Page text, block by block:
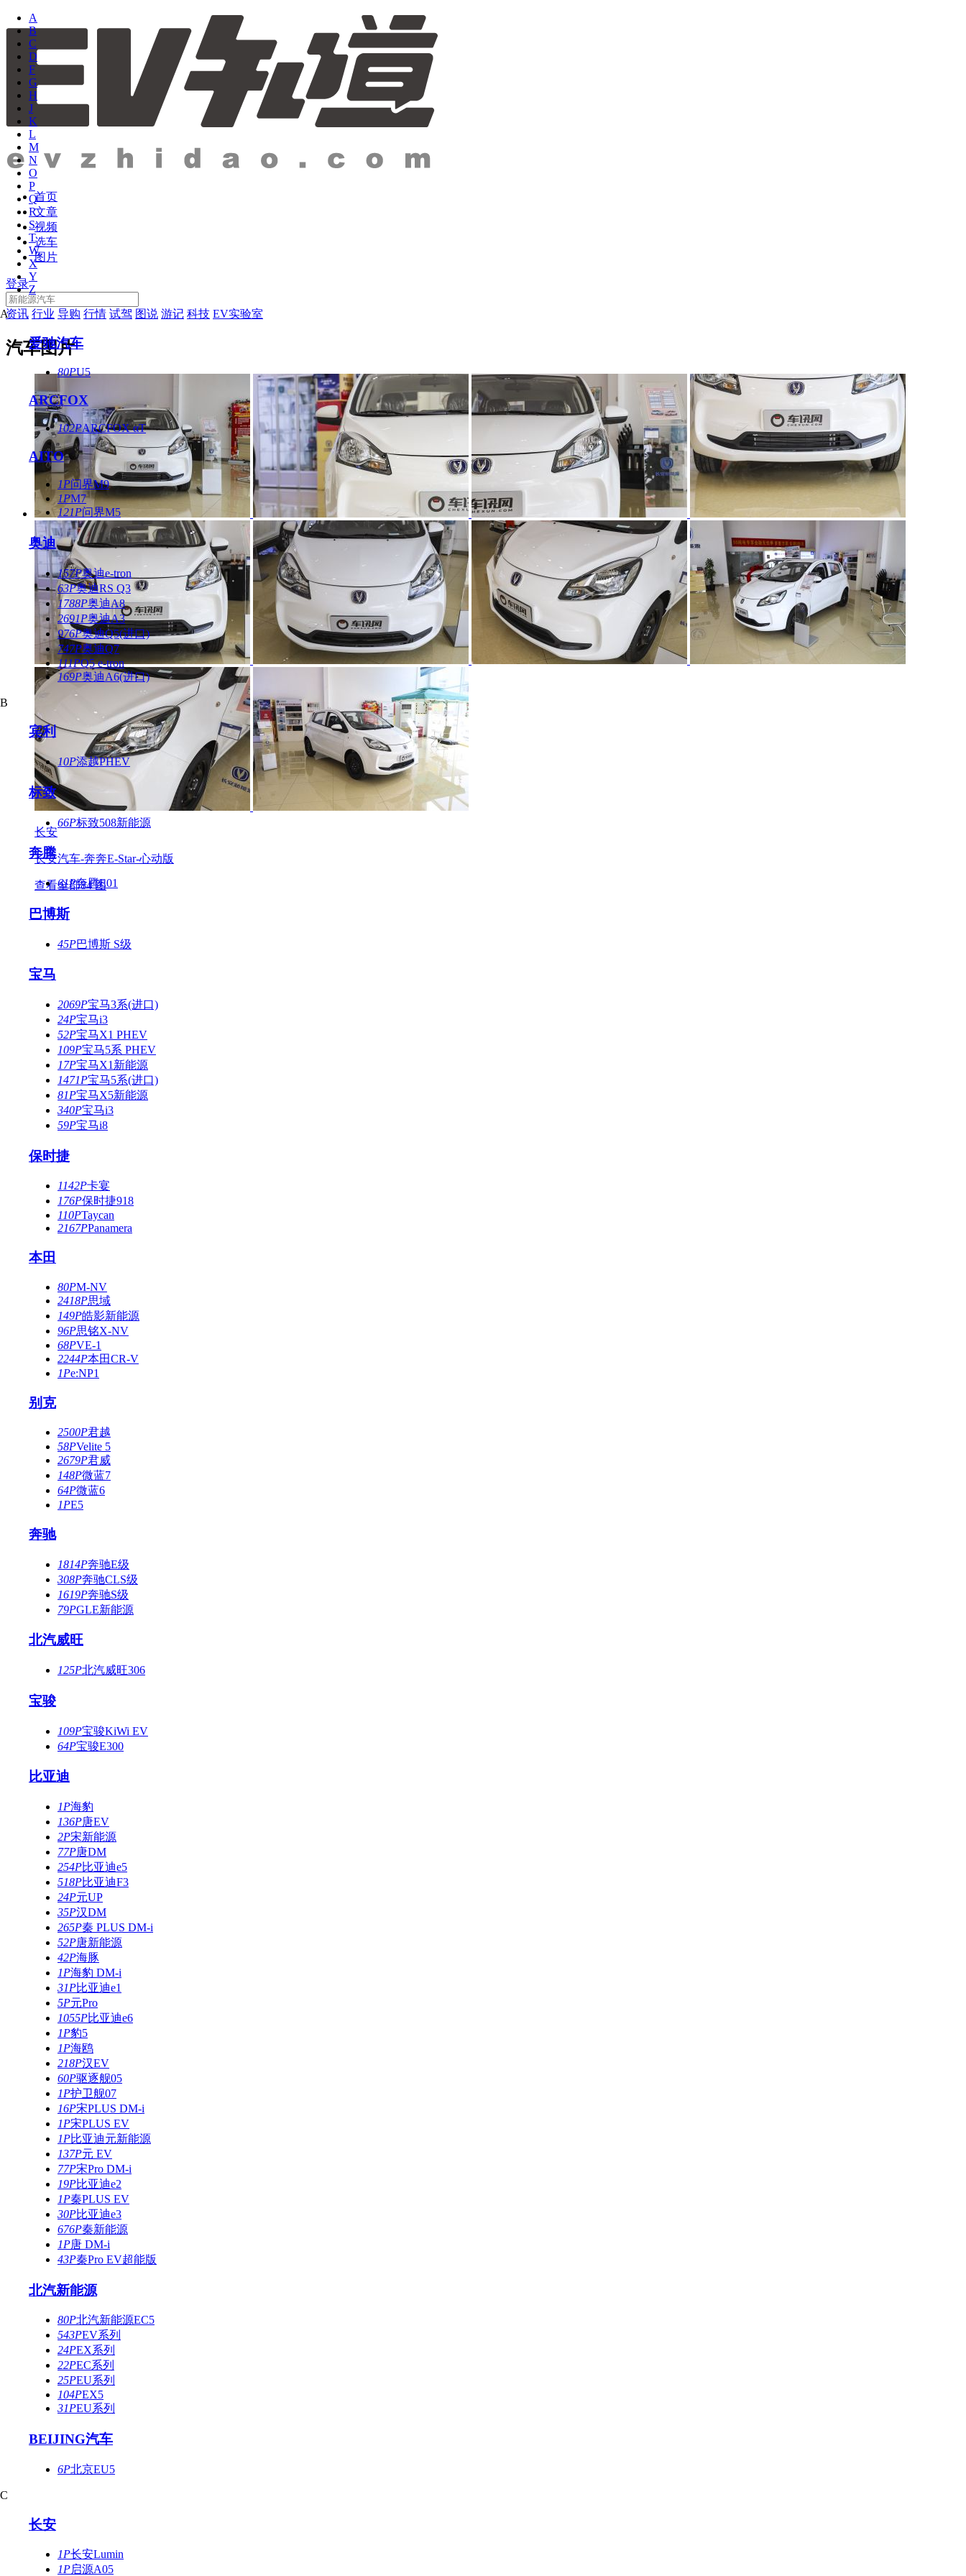
首页
文章
视频
选车
图片
登录
资讯 行业 导购 行情 试驾 图说 游记 科技 EV实验室
汽车图片
A
B
C
D
F
G
H
J
K
L
M
N
O
P
Q
R
S
T
W
X
Y
Z
A
爱驰汽车
80PU5
ARCFOX
102PARCFOX αT
AITO
1P问界M9
1PM7
121P问界M5
奥迪
157P奥迪e-tron
63P奥迪RS Q3
1788P奥迪A8
2691P奥迪A3
976P奥迪Q5(进口)
747P奥迪Q7
111PQ5 e-tron
169P奥迪A6(进口)
B
宾利
10P添越PHEV
标致
66P标致508新能源
奔腾
61P奔腾E01
巴博斯
45P巴博斯 S级
宝马
2069P宝马3系(进口)
24P宝马i3
52P宝马X1 PHEV
109P宝马5系 PHEV
17P宝马X1新能源
1471P宝马5系(进口)
81P宝马X5新能源
340P宝马i3
59P宝马i8
保时捷
1142P卡宴
176P保时捷918
110PTaycan
2167PPanamera
本田
80PM-NV
2418P思域
149P皓影新能源
96P思铭X-NV
68PVE-1
2244P本田CR-V
1Pe:NP1
别克
2500P君越
58PVelite 5
2679P君威
148P微蓝7
64P微蓝6
1PE5
奔驰
1814P奔驰E级
308P奔驰CLS级
1619P奔驰S级
79PGLE新能源
北汽威旺
125P北汽威旺306
宝骏
109P宝骏KiWi EV
64P宝骏E300
比亚迪
1P海豹
136P唐EV
2P宋新能源
77P唐DM
254P比亚迪e5
518P比亚迪F3
24P元UP
35P汉DM
265P秦 PLUS DM-i
52P唐新能源
42P海豚
1P海豹 DM-i
31P比亚迪e1
5P元Pro
1055P比亚迪e6
1P豹5
1P海鸥
218P汉EV
60P驱逐舰05
1P护卫舰07
16P宋PLUS DM-i
1P宋PLUS EV
1P比亚迪元新能源
137P元 EV
77P宋Pro DM-i
19P比亚迪e2
1P秦PLUS EV
30P比亚迪e3
676P秦新能源
1P唐 DM-i
43P秦Pro EV超能版
北汽新能源
80P北汽新能源EC5
543PEV系列
24PEX系列
22PEC系列
25PEU系列
104PEX5
31PEU系列
BEIJING汽车
6P北京EU5
C
长安
1P长安Lumin
1P启源A05
长安
长安汽车-奔奔E-Star-心动版
查看全部84 图